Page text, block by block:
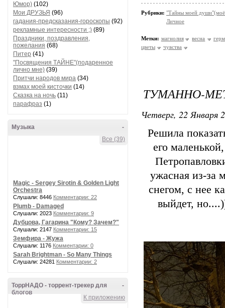
Юмор) (102)
Мои ДРУЗЬЯ (96)
гадания-предсказания-гороскопы (92)
рекламные интересности ;) (89)
Праздники, поздравления,
пожелания (68)
Питер (41)
"Посвящения ТАЙНЕ"(подаренное
лично мне) (39)
Притчи народов мира (34)
взмах моей кисточки (14)
Сказка на ночь (11)
парафраз (1)
-
Музыка
Все (39)
Magic - Sergey Sirotin & Golden Light
Orchestra
Слушали: 8446 Комментарии: 22
Plumb - Damaged
Слушали: 2023 Комментарии: 9
Дубцова, Гагарина "Кому? Зачем?"
Слушали: 2147 Комментарии: 15
Земфира - Жужа
Слушали: 1176 Комментарии: 0
Sarah Brightman - So Many Things
Слушали: 24281 Комментарии: 2
-
ТоррНАДО - торрент-трекер для
блогов
К приложению
Рубрики: "Тайны моей души"(моё
Личное
Метки: магнолия весна
цветы
чувства
ТУМАННО-
Четверг, 22 Января
Решила
его
ужасная из-за
снегом, с нее
выйдет,